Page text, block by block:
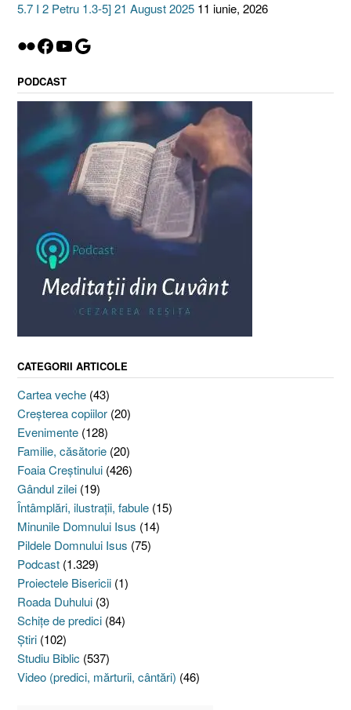
5.7 I 2 Petru 1.3-5] 21 August 2025 11 iunie, 2026
Flickr
Facebook
YouTube
Google
PODCAST
CATEGORII ARTICOLE
Cartea veche (43)
Creşterea copiilor (20)
Evenimente (128)
Familie, căsătorie (20)
Foaia Creştinului (426)
Gândul zilei (19)
Întâmplări, ilustraţii, fabule (15)
Minunile Domnului Isus (14)
Pildele Domnului Isus (75)
Podcast (1.329)
Proiectele Bisericii (1)
Roada Duhului (3)
Schiţe de predici (84)
Ştiri (102)
Studiu Biblic (537)
Video (predici, mărturii, cântări) (46)